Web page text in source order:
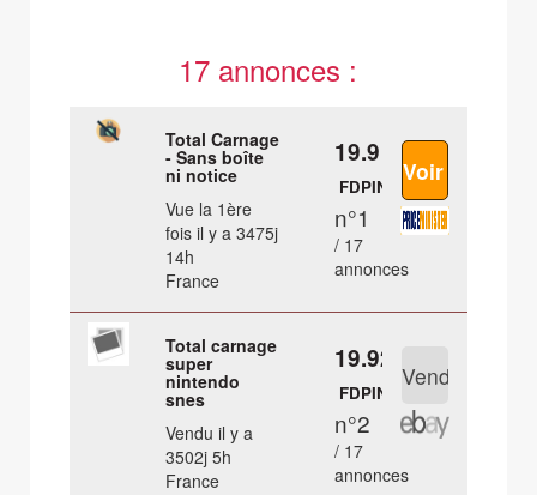
17 annonces :
Total Carnage
- Sans boîte
ni notice
Vue la 1ère
fois il y a 3475j
14h
France
19.9 €
FDPIN
n°1
/ 17
annonces
Total carnage
super
nintendo
snes
Vendu il y a
3502j 5h
France
19.92 €
FDPIN
n°2
/ 17
annonces